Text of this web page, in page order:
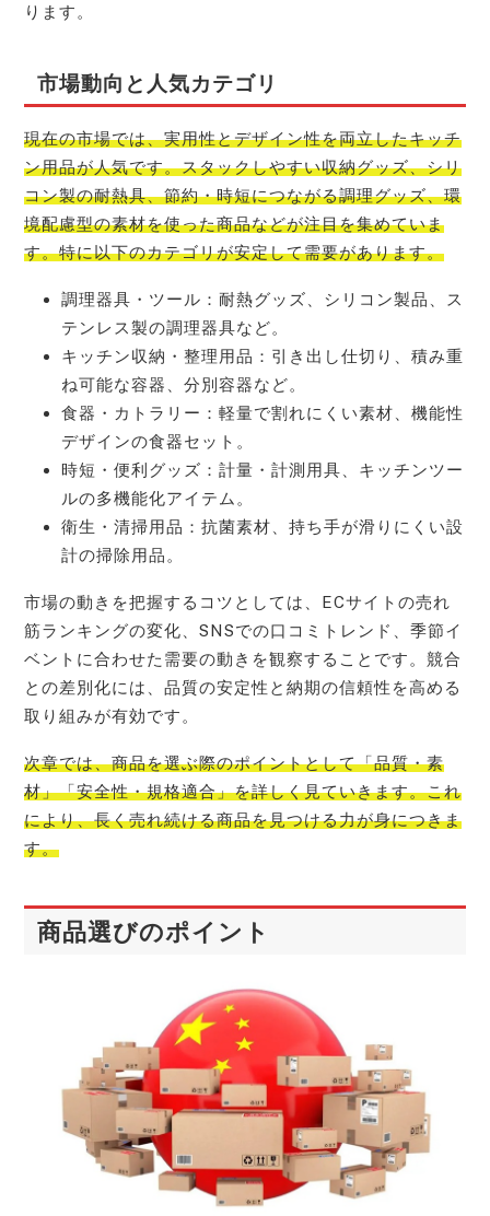
ります。
市場動向と人気カテゴリ
現在の市場では、実用性とデザイン性を両立したキッチ
ン用品が人気です。スタックしやすい収納グッズ、シリ
コン製の耐熱具、節約・時短につながる調理グッズ、環
境配慮型の素材を使った商品などが注目を集めていま
す。特に以下のカテゴリが安定して需要があります。
調理器具・ツール：耐熱グッズ、シリコン製品、ス
テンレス製の調理器具など。
キッチン収納・整理用品：引き出し仕切り、積み重
ね可能な容器、分別容器など。
食器・カトラリー：軽量で割れにくい素材、機能性
デザインの食器セット。
時短・便利グッズ：計量・計測用具、キッチンツー
ルの多機能化アイテム。
衛生・清掃用品：抗菌素材、持ち手が滑りにくい設
計の掃除用品。
市場の動きを把握するコツとしては、ECサイトの売れ
筋ランキングの変化、SNSでの口コミトレンド、季節イ
ベントに合わせた需要の動きを観察することです。競合
との差別化には、品質の安定性と納期の信頼性を高める
取り組みが有効です。
次章では、商品を選ぶ際のポイントとして「品質・素
材」「安全性・規格適合」を詳しく見ていきます。これ
により、長く売れ続ける商品を見つける力が身につきま
す。
商品選びのポイント